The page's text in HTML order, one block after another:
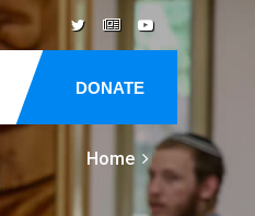
DONATE
Home